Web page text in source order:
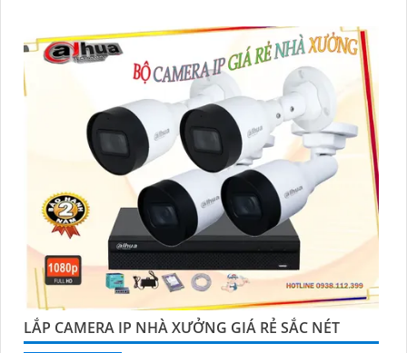
LẮP CAMERA IP NHÀ XƯỞNG GIÁ RẺ SẮC NÉT